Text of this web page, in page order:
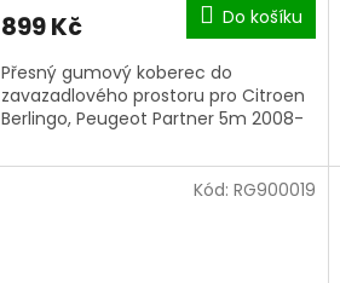
899 Kč Do košíku
Přesný gumový koberec do
zavazadlového prostoru pro Citroen
Berlingo, Peugeot Partner 5m 2008-
Kód: RG900019